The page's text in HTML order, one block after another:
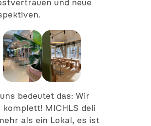
und neue
bedeutet das: Wir
komplett! MICHLS deli
als ein Lokal, es ist